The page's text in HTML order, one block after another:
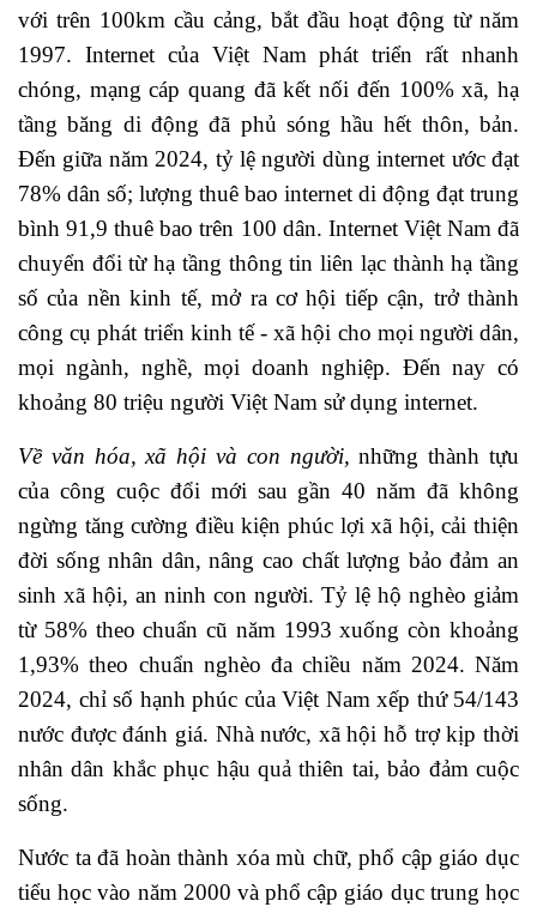
với trên 100km cầu cảng, bắt đầu hoạt động từ năm
1997. Internet của Việt Nam phát triển rất nhanh
chóng, mạng cáp quang đã kết nối đến 100% xã, hạ
tầng băng di động đã phủ sóng hầu hết thôn, bản.
Đến giữa năm 2024, tỷ lệ người dùng internet ước đạt
78% dân số; lượng thuê bao internet di động đạt trung
bình 91,9 thuê bao trên 100 dân. Internet Việt Nam đã
chuyển đổi từ hạ tầng thông tin liên lạc thành hạ tầng
số của nền kinh tế, mở ra cơ hội tiếp cận, trở thành
công cụ phát triển kinh tế - xã hội cho mọi người dân,
mọi ngành, nghề, mọi doanh nghiệp. Đến nay có
khoảng 80 triệu người Việt Nam sử dụng internet.
Về văn hóa, xã hội và con người, những thành tựu
của công cuộc đổi mới sau gần 40 năm đã không
ngừng tăng cường điều kiện phúc lợi xã hội, cải thiện
đời sống nhân dân, nâng cao chất lượng bảo đảm an
sinh xã hội, an ninh con người. Tỷ lệ hộ nghèo giảm
từ 58% theo chuẩn cũ năm 1993 xuống còn khoảng
1,93% theo chuẩn nghèo đa chiều năm 2024. Năm
2024, chỉ số hạnh phúc của Việt Nam xếp thứ 54/143
nước được đánh giá. Nhà nước, xã hội hỗ trợ kịp thời
nhân dân khắc phục hậu quả thiên tai, bảo đảm cuộc
sống.
Nước ta đã hoàn thành xóa mù chữ, phổ cập giáo dục
tiểu học vào năm 2000 và phổ cập giáo dục trung học